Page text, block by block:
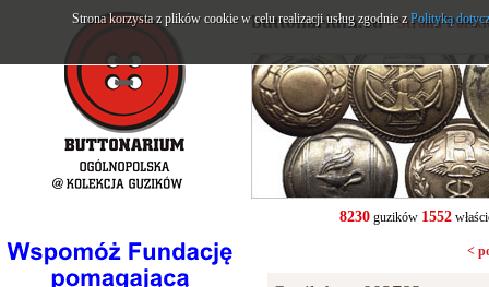
buttonarium.eu- Strona
8230guzików 1552
<
Strona korzysta z plików cookie w celu realizacji usług zgodnie zPolityką